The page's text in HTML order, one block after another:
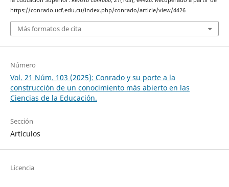
https://conrado.ucf.edu.cu/index.php/conrado/article/view/4426
Más formatos de cita
Número
Vol. 21 Núm. 103 (2025): Conrado y su porte a la
construcción de un conocimiento más abierto en las
Ciencias de la Educación.
Sección
Artículos
Licencia